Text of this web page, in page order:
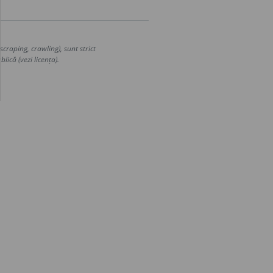
crawling), sunt strict
(vezi licența).